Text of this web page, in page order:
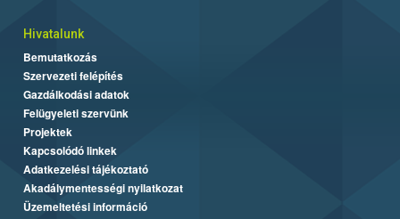
Hivatalunk
Bemutatkozás
Szervezeti felépítés
Gazdálkodási adatok
Felügyeleti szervünk
Projektek
Kapcsolódó linkek
Adatkezelési tájékoztató
Akadálymentességi nyilatkozat
Üzemeltetési információ